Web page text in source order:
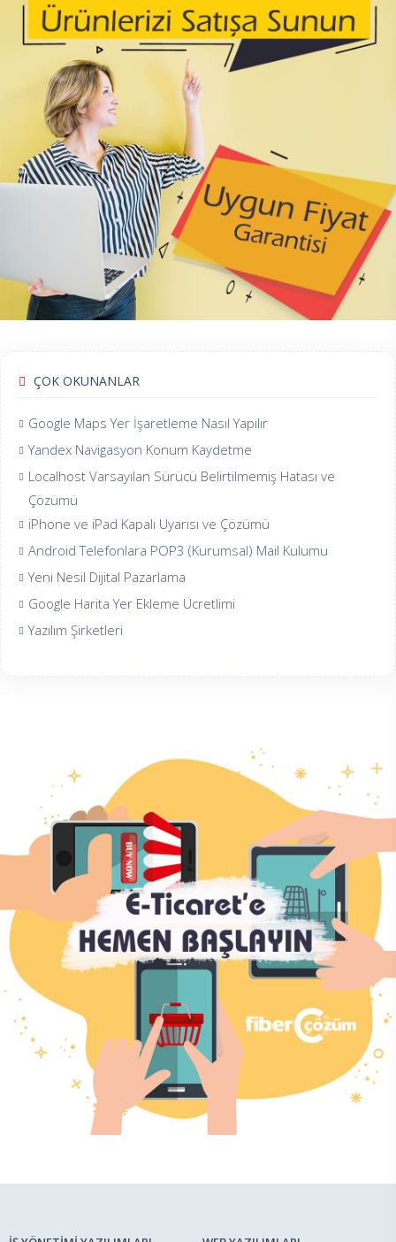
ÇOK OKUNANLAR
Google Maps Yer İşaretleme Nasıl Yapılır
Yandex Navigasyon Konum Kaydetme
Localhost Varsayılan Sürücü Belirtilmemiş Hatası ve
Çözümü
iPhone ve iPad Kapalı Uyarısı ve Çözümü
Android Telefonlara POP3 (Kurumsal) Mail Kulumu
Yeni Nesil Dijital Pazarlama
Google Harita Yer Ekleme Ücretlimi
Yazılım Şirketleri